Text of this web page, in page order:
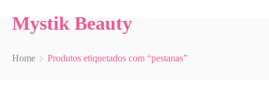
Mystik Beauty
Home Produtos etiquetados com “pestanas”